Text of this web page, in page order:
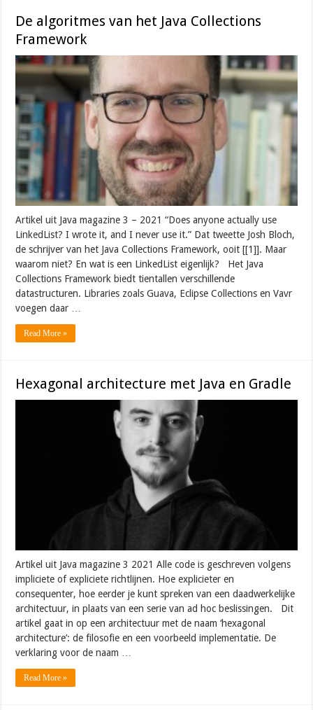
De algoritmes van het Java Collections
Framework
Artikel uit Java magazine 3 – 2021 “Does anyone actually use
LinkedList? I wrote it, and I never use it.” Dat tweette Josh Bloch,
de schrijver van het Java Collections Framework, ooit [[1]]. Maar
waarom niet? En wat is een LinkedList eigenlijk? Het Java
Collections Framework biedt tientallen verschillende
datastructuren. Libraries zoals Guava, Eclipse Collections en Vavr
voegen daar …
Read More »
Hexagonal architecture met Java en Gradle
Artikel uit Java magazine 3 2021 Alle code is geschreven volgens
impliciete of expliciete richtlijnen. Hoe explicieter en
consequenter, hoe eerder je kunt spreken van een daadwerkelijke
architectuur, in plaats van een serie van ad hoc beslissingen. Dit
artikel gaat in op een architectuur met de naam ‘hexagonal
architecture’: de filosofie en een voorbeeld implementatie. De
verklaring voor de naam …
Read More »